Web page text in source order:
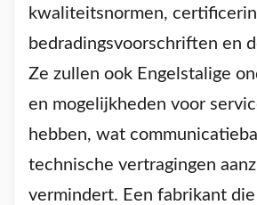
kwaliteitsnormen,
bedradingsvoorschriften en
Ze zullen ook Engelstalige
en mogelijkheden voor
hebben, wat
technische vertragingen
vermindert. Een fabrikant